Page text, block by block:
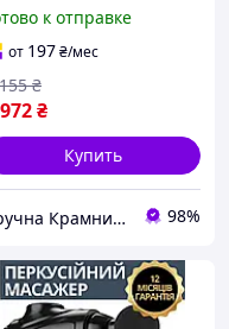
для тела и спины
к отправке
от 197₴/мес
₴
₴
Купить
Зручна Крамниця 98%